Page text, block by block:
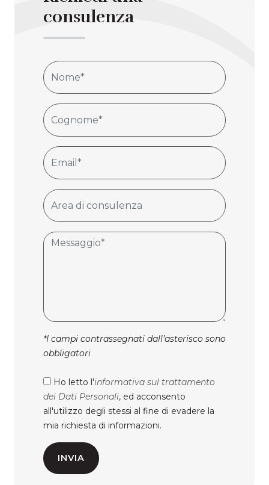
consulenza
*I campi contrassegnati dall’asterisco sono
obbligatori
Ho letto l'informativa sul trattamento
dei Dati Personali, ed acconsento
all'utilizzo degli stessi al fine di evadere la
mia richiesta di informazioni.
INVIA